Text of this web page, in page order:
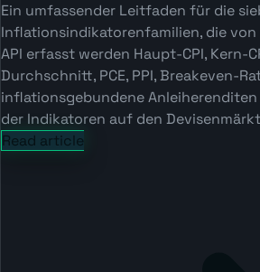
Ein umfassender Leitfaden für die
Inflationsindikatorenfamilien, die von
API erfasst werden Haupt-CPI, Kern-
Durchschnitt, PCE, PPI, Breakeven-
inflationsgebundene
der Indikatoren auf den
Read article